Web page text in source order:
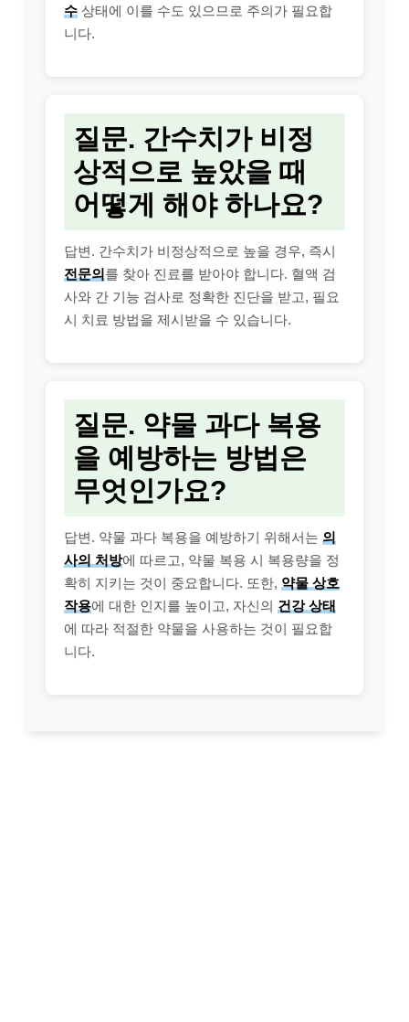
수 상태에 이를 수도 있으므로 주의가 필요합
니다.
질문. 간수치가 비정
상적으로 높았을 때
어떻게 해야 하나요?
답변. 간수치가 비정상적으로 높을 경우, 즉시
전문의를 찾아 진료를 받아야 합니다. 혈액 검
사와 간 기능 검사로 정확한 진단을 받고, 필요
시 치료 방법을 제시받을 수 있습니다.
질문. 약물 과다 복용
을 예방하는 방법은
무엇인가요?
답변. 약물 과다 복용을 예방하기 위해서는 의
사의 처방에 따르고, 약물 복용 시 복용량을 정
확히 지키는 것이 중요합니다. 또한, 약물 상호
작용에 대한 인지를 높이고, 자신의 건강 상태
에 따라 적절한 약물을 사용하는 것이 필요합
니다.